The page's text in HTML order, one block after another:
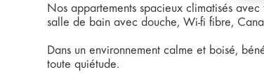
Nos appartements spacieux climatisés
salle de bain avec douche, Wi-fi fibre,
Dans un environnement calme et boisé,
toute quiétude.